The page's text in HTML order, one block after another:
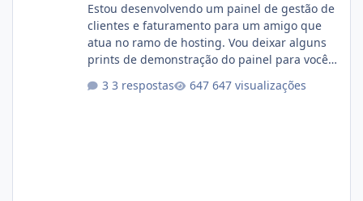
Estou desenvolvendo um painel de gestão de
clientes e faturamento para um amigo que
atua no ramo de hosting. Vou deixar alguns
prints de demonstração do painel para vocês
com cerca de 80% concluído e conta com
3 respostas 647 visualizações